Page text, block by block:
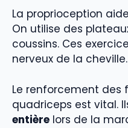
La proprioception
On utilise des
coussins. Ces
nerveux de la cheville.
Le renforcement des
quadriceps est vital.
entière lors de la